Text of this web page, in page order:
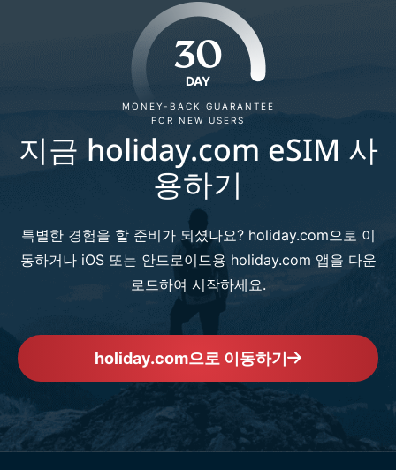
30
DAY
MONEY-BACK GUARANTEE
FOR NEW USERS
지금 holiday.com eSIM 사
용하기
특별한 경험을 할 준비가 되셨나요? holiday.com으로 이
동하거나 iOS 또는 안드로이드용 holiday.com 앱을 다운
로드하여 시작하세요.
holiday.com으로 이동하기